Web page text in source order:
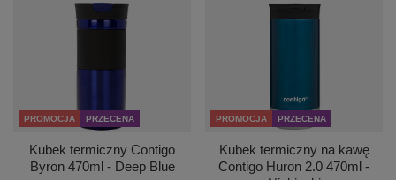
PROMOCJA PRZECENA
Kubek termiczny Contigo
Byron 470ml - Deep Blue
PROMOCJA PRZECENA
Kubek termiczny na kawę
Contigo Huron 2.0 470ml -